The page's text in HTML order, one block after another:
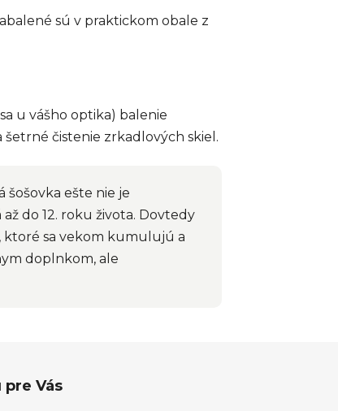
sú v praktickom obale z
u vášho optika) balenie
šetrné čistenie zrkadlových skiel.
šošovka ešte nie je
do 12. roku života. Dovtedy
ktoré sa vekom kumulujú a
doplnkom, ale
pre Vás